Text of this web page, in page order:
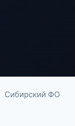
Сибирский ФО